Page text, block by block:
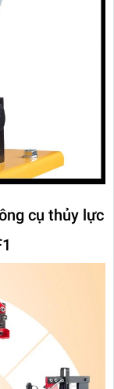
cụ thủy lực